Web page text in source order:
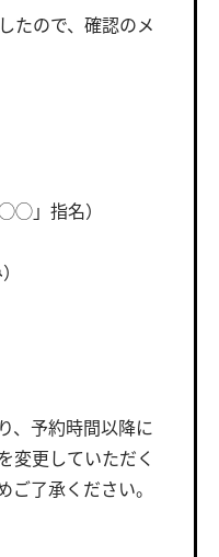
たので、確認のメ
」指名）
、予約時間以降に
変更していただく
ご了承ください。